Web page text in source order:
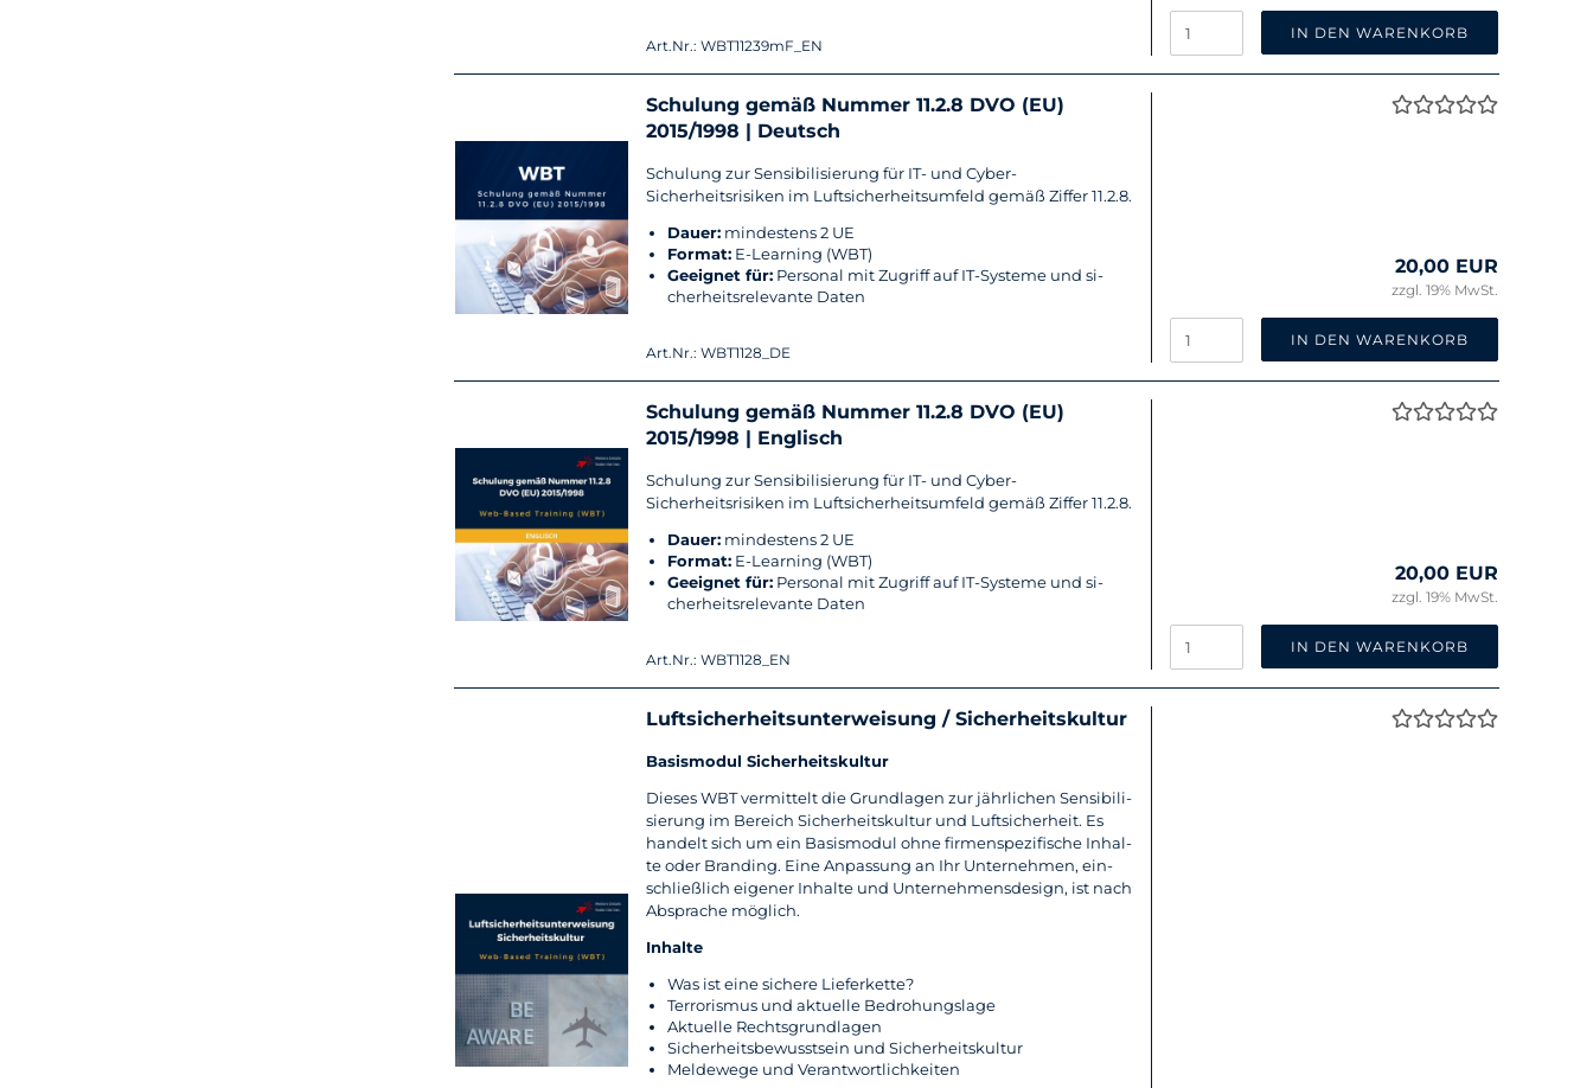
Art.Nr.: WBT11239mF_EN
IN DEN WARENKORB
Schu­lung gemäß Num­mer 11.2.8 DVO (EU)
2015/1998 | Deutsch
Schu­lung zur Sen­si­bi­li­sie­rung für IT- und Cyber-​
Sicherheitsrisiken im Luft­si­cher­heits­um­feld gemäß Zif­fer 11.2.8.
Dauer: min­des­tens 2 UE
For­mat: E-​Learning (WBT)
Ge­eig­net für: Per­so­nal mit Zu­griff auf IT-​Systeme und si­
cher­heits­re­le­van­te Daten
Art.Nr.: WBT1128_DE
20,00 EUR
zzgl. 19% MwSt.
IN DEN WARENKORB
Schu­lung gemäß Num­mer 11.2.8 DVO (EU)
2015/1998 | Eng­lisch
Schu­lung zur Sen­si­bi­li­sie­rung für IT- und Cyber-​
Sicherheitsrisiken im Luft­si­cher­heits­um­feld gemäß Zif­fer 11.2.8.
Dauer: min­des­tens 2 UE
For­mat: E-​Learning (WBT)
Ge­eig­net für: Per­so­nal mit Zu­griff auf IT-​Systeme und si­
cher­heits­re­le­van­te Daten
Art.Nr.: WBT1128_EN
20,00 EUR
zzgl. 19% MwSt.
IN DEN WARENKORB
Luft­si­cher­heits­un­ter­wei­sung / Si­cher­heits­kul­tur
Ba­sis­mo­dul Si­cher­heits­kul­tur
Die­ses WBT ver­mit­telt die Grund­la­gen zur jähr­li­chen Sen­si­bi­li­
sie­rung im Be­reich Si­cher­heits­kul­tur und Luft­si­cher­heit. Es
han­delt sich um ein Ba­sis­mo­dul ohne fir­men­spe­zi­fi­sche In­hal­
te oder Bran­ding. Eine An­pas­sung an Ihr Un­ter­neh­men, ein­
schließ­lich ei­ge­ner In­hal­te und Un­ter­neh­mens­de­sign, ist nach
Ab­spra­che mög­lich.
In­hal­te
Was ist eine si­che­re Lie­fer­ket­te?
Ter­ro­ris­mus und ak­tu­el­le Be­dro­hungs­la­ge
Ak­tu­el­le Rechts­grund­la­gen
Si­cher­heits­be­wusst­sein und Si­cher­heits­kul­tur
Mel­de­we­ge und Ver­ant­wort­lich­kei­ten